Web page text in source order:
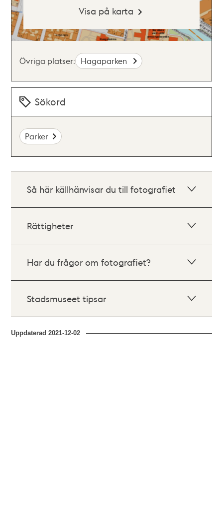
Visa på karta
Övriga platser: Hagaparken
Sökord
Parker
Så här källhänvisar du till fotografiet
Rättigheter
Har du frågor om fotografiet?
Stadsmuseet tipsar
Uppdaterad2021-12-02